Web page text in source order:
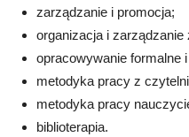
zarządzanie i promocja;
organizacja i zarządzanie
opracowywanie formalne
metodyka pracy z
metodyka pracy
biblioterapia.